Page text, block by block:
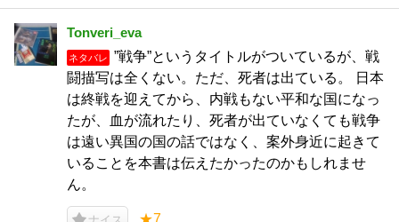
Tonveri_eva
ネタバレ
”戦争”というタイトルがついているが、戦
闘描写は全くない。ただ、死者は出ている。 日本
は終戦を迎えてから、内戦もない平和な国になっ
たが、血が流れたり、死者が出ていなくても戦争
は遠い異国の国の話ではなく、案外身近に起きて
いることを本書は伝えたかったのかもしれませ
ん。
★7